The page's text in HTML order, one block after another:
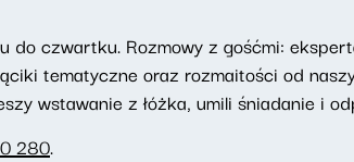
czwartku. Rozmowy z gośćmi:
tematyczne oraz rozmaitości od
wstawanie z łóżka, umili śniadanie i
280.